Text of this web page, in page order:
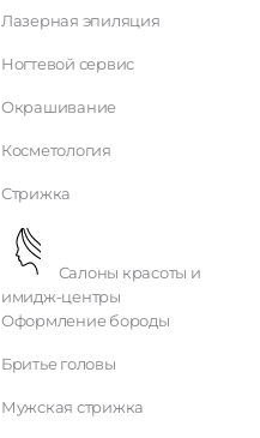
Лазерная эпиляция
Ногтевой сервис
Окрашивание
Косметология
Стрижка
имидж-центры
Оформление бороды
Бритье головы
Мужская стрижка